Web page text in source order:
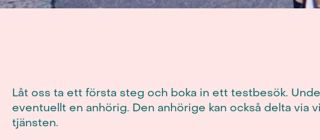
Låt oss ta ett första steg och boka in ett testbesök.
eventuellt en anhörig. Den anhörige kan också delta
tjänsten.